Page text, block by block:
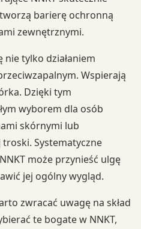
barierę ochronną
zewnętrznymi.
nie tylko działaniem
Wspierają
Dzięki tym
wyborem dla osób
skórnymi lub
Systematyczne
może przynieść ulgę
jej ogólny wygląd.
zwracać uwagę na skład
te bogate w NNKT,